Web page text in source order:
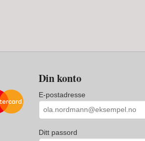
Din konto
E-postadresse
Ditt passord